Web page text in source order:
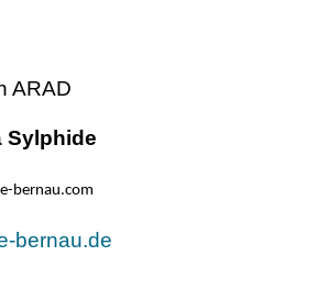
ARAD
Sylphide
bernau.com
bernau.de